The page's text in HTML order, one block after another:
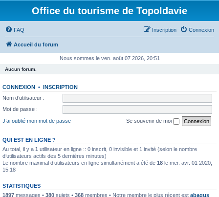
Office du tourisme de Topoldavie
FAQ Connexion
Inscription
Accueil du forum
Nous sommes le ven. août 07 2026, 20:51
Aucun forum.
CONNEXION • INSCRIPTION
Nom d’utilisateur :
Mot de passe :
J’ai oublié mon mot de passe
Se souvenir de moi
QUI EST EN LIGNE ?
Au total, il y a 1 utilisateur en ligne :: 0 inscrit, 0 invisible et 1 invité (selon le nombre
d’utilisateurs actifs des 5 dernières minutes)
Le nombre maximal d’utilisateurs en ligne simultanément a été de 18 le mer. avr. 01 2020,
15:18
STATISTIQUES
1897 messages • 380 sujets • 368 membres • Notre membre le plus récent est abaqus